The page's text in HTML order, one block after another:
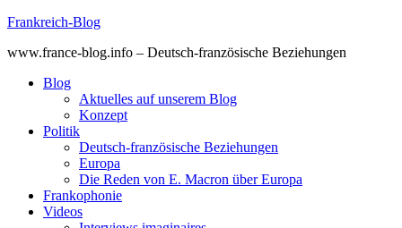
Skip
content
Frankreich-Blog
www.france-blog.info – Deutsch-französische Beziehungen
Blog
Aktuelles auf unserem Blog
Konzept
Politik
Deutsch-französische Beziehungen
Europa
Die Reden von E. Macron über Europa
Frankophonie
Videos